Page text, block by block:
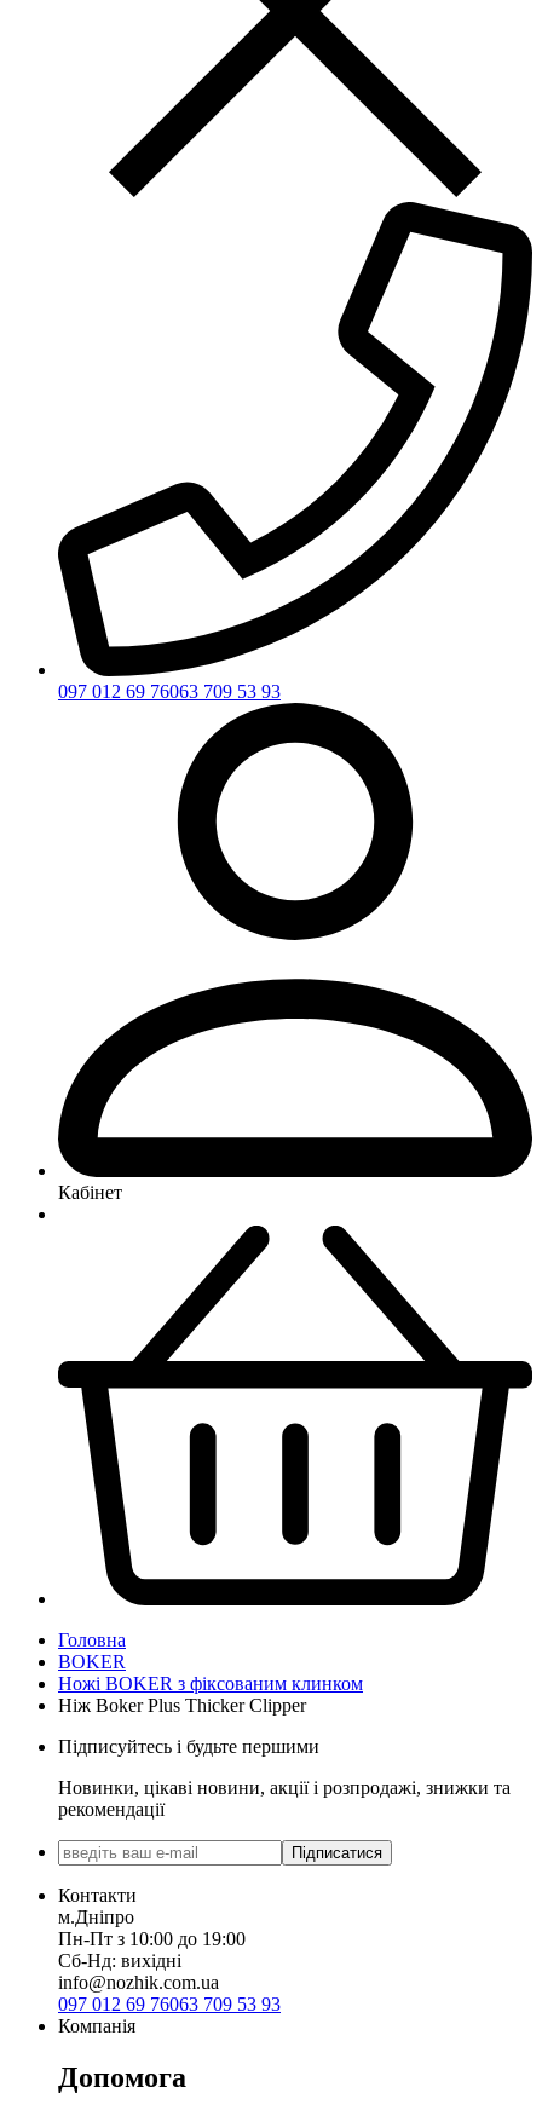
097 012 69 76063 709 53 93
Кабінет
Головна
BOKER
Ножі BOKER з фіксованим клинком
Ніж Boker Plus Thicker Clipper
Підписуйтесь і будьте першими
Новинки, цікаві новини, акції і розпродажі, знижки та
рекомендації
Підписатися
Контакти
м.Дніпро
Пн-Пт з 10:00 до 19:00
Сб-Нд: вихідні
info@nozhik.com.ua
097 012 69 76063 709 53 93
Компанія
Допомога